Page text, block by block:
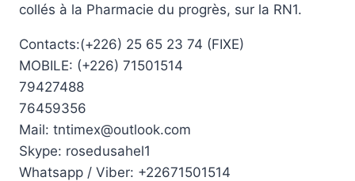
collés à la Pharmacie du progrès, sur la RN1.
Contacts:(+226) 25 65 23 74 (FIXE)
MOBILE: (+226) 71501514
79427488
76459356
Mail: tntimex@outlook.com
Skype: rosedusahel1
Whatsapp / Viber: +22671501514